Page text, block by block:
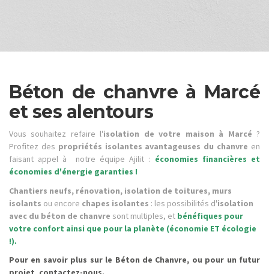
Béton de chanvre à Marcé
et ses alentours
Vous souhaitez refaire l'isolation de votre maison à Marcé ?
Profitez des propriétés isolantes avantageuses du chanvre en
faisant appel à notre équipe Ajilit : économies financières et
économies d'énergie garanties !
Chantiers neufs, rénovation, isolation de toitures, murs
isolants ou encore chapes isolantes : les possibilités d'isolation
avec du béton de chanvre sont multiples, et bénéfiques pour
votre confort ainsi que pour la planète (économie ET écologie
!).
Pour en savoir plus sur le Béton de Chanvre, ou pour un futur